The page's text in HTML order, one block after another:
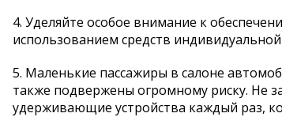
4. Уделяйте особое внимание к
использованием средств
5. Маленькие пассажиры в салоне
также подвержены огромному риску. Не
удерживающие устройства каждый раз,